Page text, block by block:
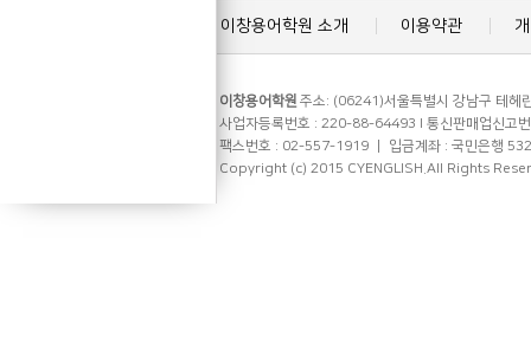
이창용어학원 소개 이용약관
이창용어학원 주소: (06241)서울특별시 강남구 테헤
사업자등록번호 : 220-88-64493 l 통신판매업신고
팩스번호 : 02-557-1919 ㅣ 입금계좌 : 국민은행
Copyright (c) 2015 CYENGLISH.All Rights